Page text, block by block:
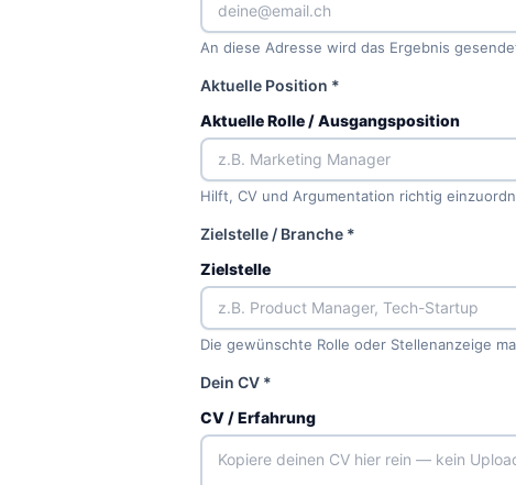
An diese Adresse wird das Ergebnis
Aktuelle Position *
Aktuelle Rolle / Ausgangsposition
Hilft, CV und Argumentation richtig
Zielstelle / Branche *
Zielstelle
Die gewünschte Rolle oder Stellenanzeige
Dein CV *
CV / Erfahrung